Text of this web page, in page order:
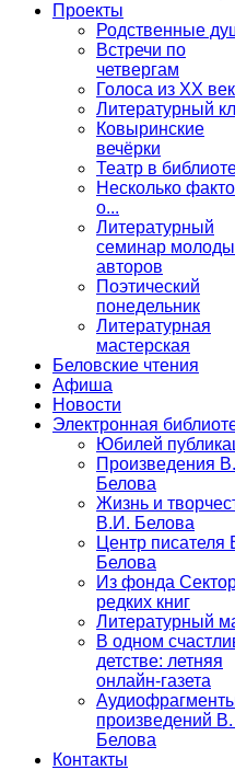
Проекты
Родственные
Встречи по
четвергам
Голоса из ХХ
Литературный
Ковыринские
вечёрки
Театр в
Несколько
о...
Литературный
семинар
авторов
Поэтический
понедельник
Литературная
мастерская
Беловские чтения
Афиша
Новости
Электронная
Юбилей
Произведения
Белова
Жизнь и
В.И. Белова
Центр писателя
Белова
Из фонда
редких книг
Литературный
В одном
детстве: летняя
онлайн-газета
произведений
Белова
Контакты